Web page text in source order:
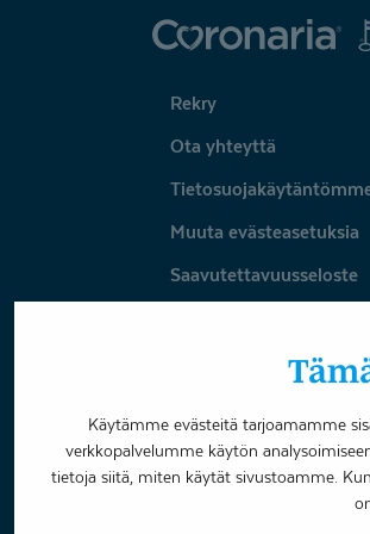
Käytämme evästeitä tarjoamamme
verkkopalvelumme käytön
tietoja siitä, miten käytät sivustoamme.
Coronaria
Rekry
Ota yhteyttä
Muuta evästeasetuksia
Saavutettavuusseloste
Varaa aika
FacebookLinkedInYoutube